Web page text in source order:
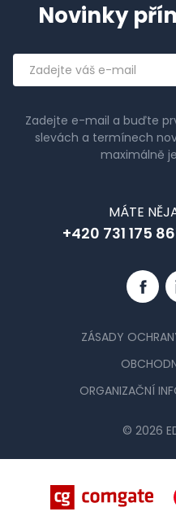
Novinky
Emailová
adresa
Zadejte e-mail a buďte
slevách a termínech
maximálně
MÁTE
+420 731 175
ZÁSADY
ORGANIZAČNÍ
© 2026